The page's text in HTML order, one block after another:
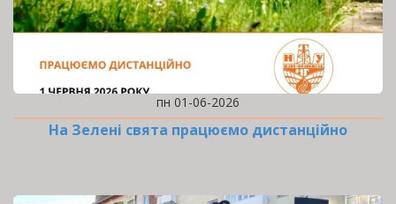
пн 01-06-2026
На Зелені свята працюємо дистанційно